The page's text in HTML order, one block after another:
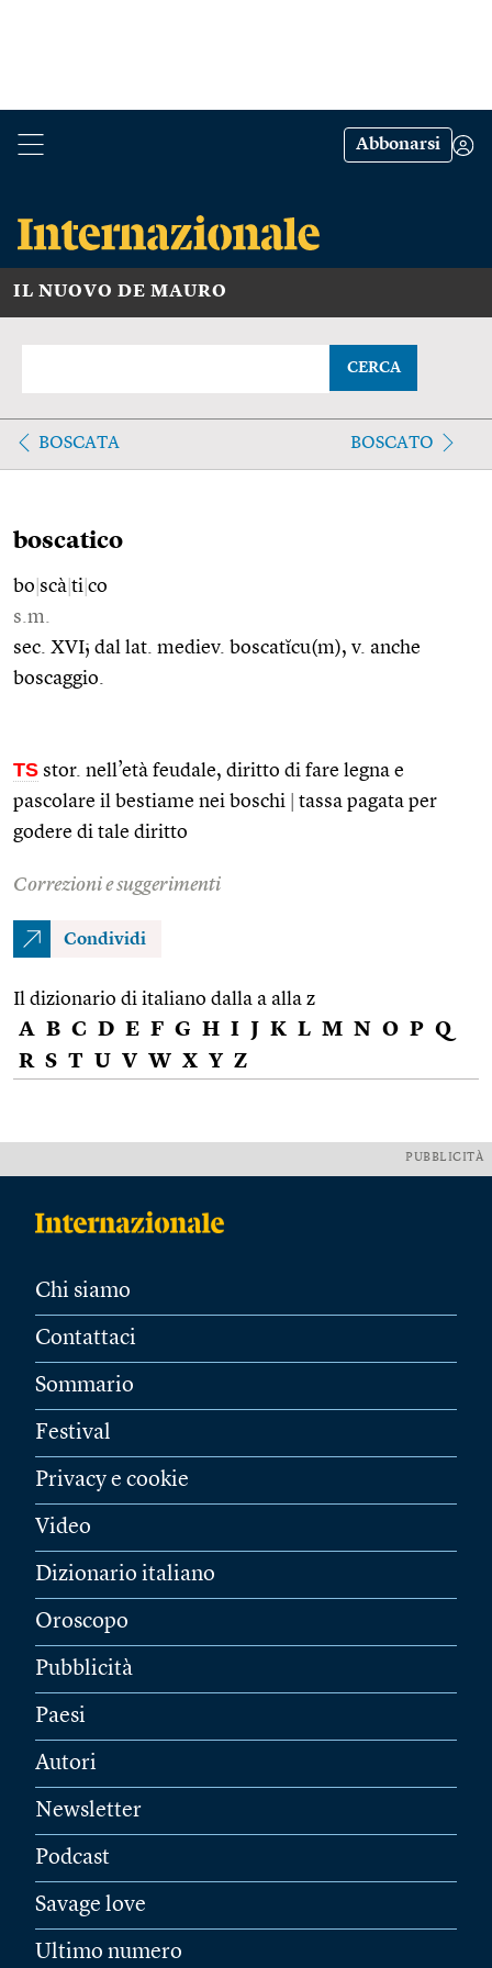
Abbonarsi
IL NUOVO DE MAURO
CERCA
BOSCATA BOSCATO
boscatico
bo scà ti co
s.m.
sec. XVI; dal lat. mediev. boscatĭcu(m), v. anche
boscaggio.
TS stor. nell’età feudale, diritto di fare legna e
pascolare il bestiame nei boschi
tassa pagata per
godere di tale diritto
Correzioni e suggerimenti
Condividi
Il dizionario di italiano dalla a alla z
A B C D E F G H I J K L M N O P Q
R S T U V W X Y Z
PUBBLICITÀ
Chi siamo
Contattaci
Sommario
Festival
Privacy e cookie
Video
Dizionario italiano
Oroscopo
Pubblicità
Paesi
Autori
Newsletter
Podcast
Savage love
Ultimo numero